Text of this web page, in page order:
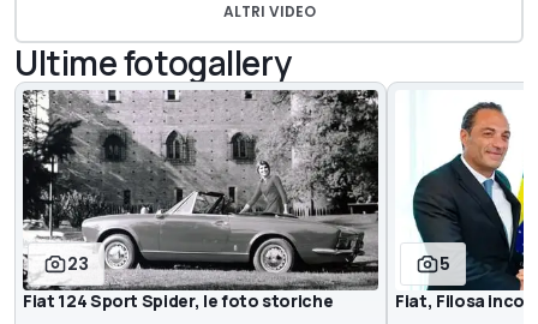
ALTRI VIDEO
Ultime fotogallery
23
Fiat 124 Sport Spider, le foto storiche
5
Fiat, Filosa